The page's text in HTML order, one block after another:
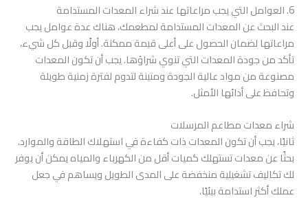
6. العوامل التي يجب مراعاتها عند شراء المعدات المستدامة
عند البحث عن المعدات المستدامة لمطعمك، هناك عدة عوامل يجب
مراعاتها لضمان الحصول على أعلى قيمة ممكنة. أولًا وقبل كل شيء،
تأكد من جودة المعدات التي تنوي شراؤها. يجب أن تكون المعدات
مصنوعة من مواد عالية الجودة ومتينة لتدوم لفترة زمنية طويلة
وتحافظ على أدائها الأمثل.
شراء معدات مطاعم المرسلات
ثانيًا، يجب أن تكون المعدات ذات كفاءة في استهلاك الطاقة والموارد.
بحثًا عن معدات تستهلك كميات أقل من الكهرباء والمياه يمكن أن يوفر
لك تكاليف تشغيلية منخفضة على المدى الطويل ويساهم في جعل
عملك أكثر استدامة بيئيًا.